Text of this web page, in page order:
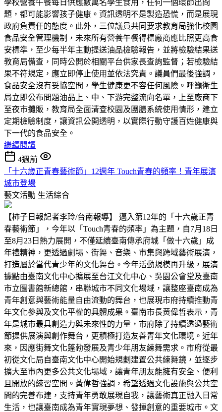
學校營養午餐每日供應數萬名學生食用，任何一個環節出問
題，都可能影響孩子健康。資訊透明不是製造恐慌，而是展現
政府負責任的態度。此外，三位議員共同要求教育局強化校園
食品安全管理機制，未來所有營養午餐得標廠商應比照更高食
安標準，至少每半年主動提送油品檢驗報告，並將檢驗結果送
教育局備查，同時公開於相關平台供家長查詢監督；若檢驗結
果不符規定，應立即停止使用並依法究責。議員們最後強調，
食品安全沒有妥協空間，學生健康更不容任何風險。呼籲衛生
局立即公布問題油品上、中、下游完整流向名單，上至廠商下
至夜市攤販，教育局全面清查校園及團膳系統使用情形，建立
定期檢驗制度，讓資訊公開透明，以實際行動守護百姓健康與
下一代的食品安全。
繼續閱讀
4週前
「十六歲正青春藝術節」12週年 Touch青春的頻率！青年展演
城市登場
藝文活動 生活綜合
【柿子日報記者李玲/台南報導】 邁入第12年的「十六歲正青
春藝術節」，今年以「Touch青春的頻率」為主題，自7月18日
至8月23日熱力展開，不僅延續臺南傳承府城「做十六歲」成
年禮精神，更透過劇場、街舞、音樂、市集與跨域藝術展演，
打造屬於當代青少年的文化舞台。今年活動規模再升級，展演
據點由臺南文化中心擴展至台江文化中心、吳園公會堂及臺南
市立圖書館新總館，串聯城市不同文化場域，讓整座臺南成為
青年創意與藝術能量自由流動的舞台，也展現市府持續推動青
年文化參與及文化平權的具體成果。臺南市長黃偉哲表示，青
年是城市最具創造力與未來性的力量，市府除了持續透過藝術
節提供展演與創作舞台，更積極打造友善青年文化環境。近年
來，因應街舞文化蓬勃發展及青少年朋友練舞需求。市府從最
初從文化局自臺南文化中心開始規劃建置公共練舞鏡，並逐步
擴大至市內更多公共文化場域，讓青年朋友能擁有安全、便利
且開放的練習空間。黃偉哲強調，希望透過文化設施與公共空
間的完善布建，支持青年勇敢展現自我，讓藝術真正融入日常
生活，也讓臺南成為青年實現夢想、發揮創意的重要城市。文